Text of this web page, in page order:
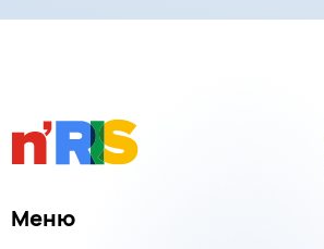
Меню